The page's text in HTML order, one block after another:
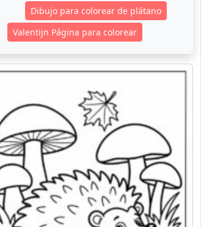
Dibujo para colorear de plátano
Valentijn Página para colorear